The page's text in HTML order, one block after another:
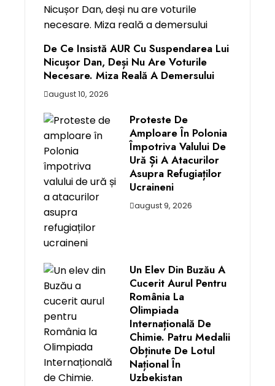
De Ce Insistă AUR Cu Suspendarea Lui
Nicușor Dan, Deși Nu Are Voturile
Necesare. Miza Reală A Demersului
august 10, 2026
Proteste De
Amploare În Polonia
Împotriva Valului De
Ură Și A Atacurilor
Asupra Refugiaților
Ucraineni
august 9, 2026
Un Elev Din Buzău A
Cucerit Aurul Pentru
România La
Olimpiada
Internațională De
Chimie. Patru Medalii
Obținute De Lotul
Național În
Uzbekistan